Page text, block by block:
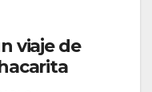
viaje de